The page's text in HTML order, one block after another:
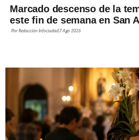
Marcado descenso de la
este fin de semana en San
PorRedacción Infociudad 7 Ago 2026